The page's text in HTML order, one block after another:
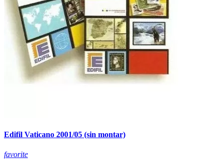
Edifil Vaticano 2001/05 (sin montar)
favorite